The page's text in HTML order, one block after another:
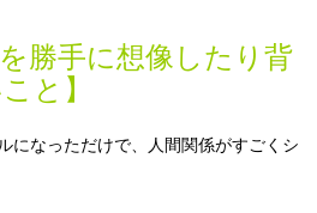
勝手に想像したり背
と】
になっただけで、人間関係がすごくシ